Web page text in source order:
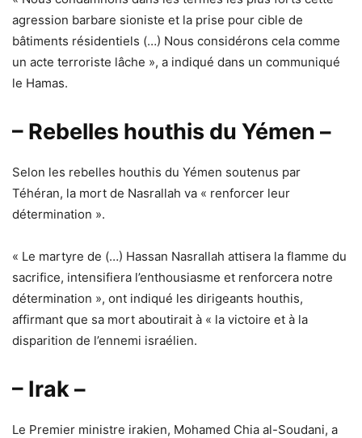
agression barbare sioniste et la prise pour cible de
bâtiments résidentiels (…) Nous considérons cela comme
un acte terroriste lâche », a indiqué dans un communiqué
le Hamas.
– Rebelles houthis du Yémen –
Selon les rebelles houthis du Yémen soutenus par
Téhéran, la mort de Nasrallah va « renforcer leur
détermination ».
« Le martyre de (…) Hassan Nasrallah attisera la flamme du
sacrifice, intensifiera l’enthousiasme et renforcera notre
détermination », ont indiqué les dirigeants houthis,
affirmant que sa mort aboutirait à « la victoire et à la
disparition de l’ennemi israélien.
– Irak –
Le Premier ministre irakien, Mohamed Chia al-Soudani, a